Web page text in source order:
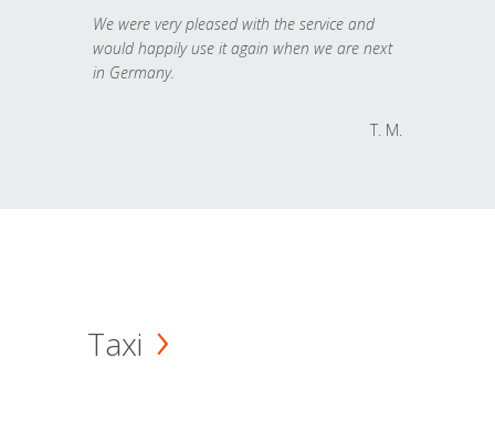
We were very pleased with the service and
would happily use it again when we are next
in Germany.
T. M.
Taxi